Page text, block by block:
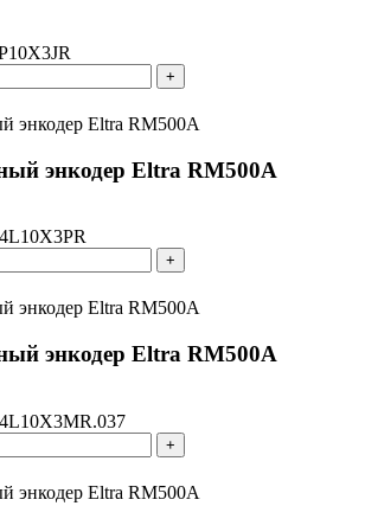
+
энкодер Eltra RM500A
+
энкодер Eltra RM500A
+